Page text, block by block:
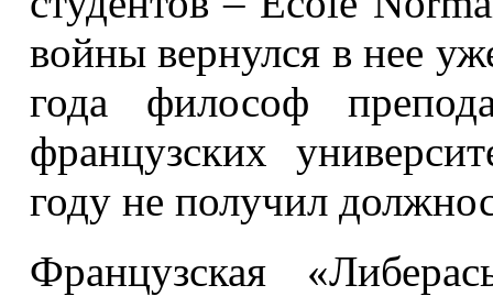
войны вернулся в нее
года философ
французских
году не получил
Французская